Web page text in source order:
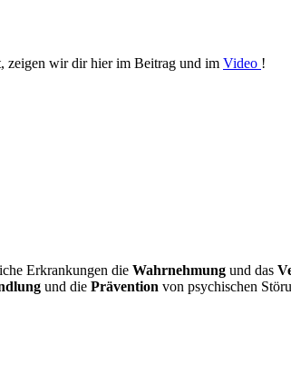
zeigen wir dir hier im Beitrag und im Video !
Erkrankungen die Wahrnehmung und das
und die Prävention von psychischen